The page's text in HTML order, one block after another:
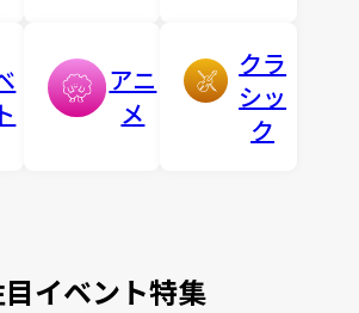
アニ
メ
クラ
シッ
ク
イベント特集